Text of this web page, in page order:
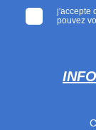
j'accepte
pouvez